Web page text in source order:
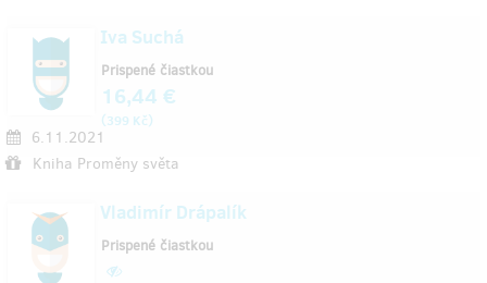
Iva Suchá
6.11.2021
Kniha Proměny světa
Prispené čiastkou
16,44 €
(399 Kč)
Vladimír Drápalík
Prispené čiastkou